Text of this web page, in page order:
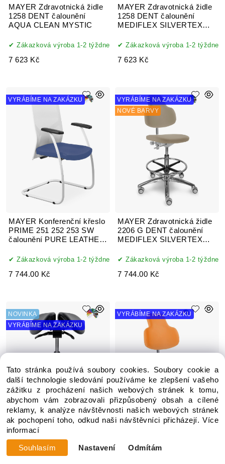
MAYER Zdravotnická židle
1258 DENT čalounění
AQUA CLEAN MYSTIC
Zákazková výroba 1-2 týždne
7 623 Kč
MAYER Zdravotnická židle
1258 DENT čalounění
MEDIFLEX SILVERTEX
Zákazková výroba 1-2 týždne
7 623 Kč
MAYER Konferenční křeslo
PRIME 251 252 253 SW
čalounění PURE LEATHER
VYRÁBÍME NA ZAKÁZKU
Zákazková výroba 1-2 týždne
7 744.00 Kč
MAYER Zdravotnická židle
2206 G DENT čalounění
MEDIFLEX SILVERTEX
VYRÁBÍME NA ZAKÁZKU
NOVÉ BARVY
Zákazková výroba 1-2 týždne
7 744.00 Kč
sedlovým opěradlem 1214
S DENT, čalounění
NOVINKA
VYRÁBÍME NA ZAKÁZKU
2206 G DENT čalounění
VYRÁBÍME NA ZAKÁZKU
Tato stránka používá soubory cookies. Soubory cookie a
další technologie sledování používáme ke zlepšení vašeho
zážitku z procházení našich webových stránek k tomu,
abychom vám zobrazovali přizpůsobený obsah a cílené
reklamy, k analýze návštěvnosti našich webových stránek
ak pochopení toho, odkud naši návštěvníci přicházejí.Více
informací
Souhlasím Nastavení Odmítám